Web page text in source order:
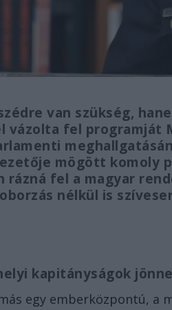
van szükség,
vázolta fel programját
mögött komoly
rázná fel a magyar
nélkül is
kapitányságok
egy emberközpontú, a